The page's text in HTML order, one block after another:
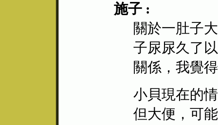
施子 :
關於一肚子
子尿尿久了
關係，我覺
小貝現在的
但大便，可